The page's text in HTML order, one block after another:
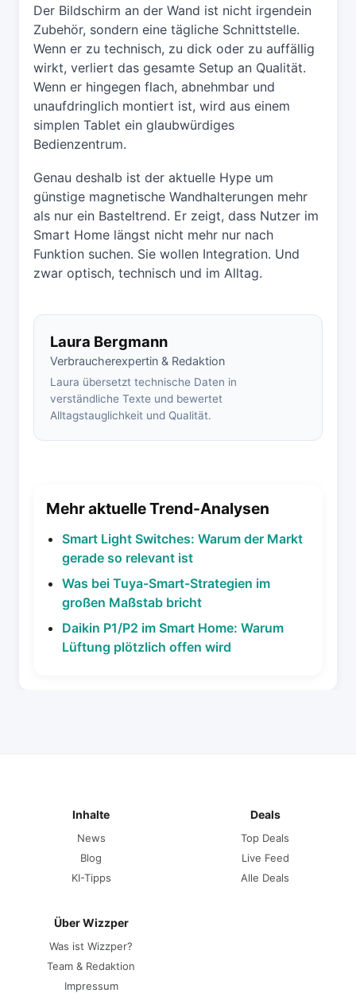
Der Bildschirm an der Wand ist nicht irgendein
Zubehör, sondern eine tägliche Schnittstelle.
Wenn er zu technisch, zu dick oder zu auffällig
wirkt, verliert das gesamte Setup an Qualität.
Wenn er hingegen flach, abnehmbar und
unaufdringlich montiert ist, wird aus einem
simplen Tablet ein glaubwürdiges
Bedienzentrum.
Genau deshalb ist der aktuelle Hype um
günstige magnetische Wandhalterungen mehr
als nur ein Basteltrend. Er zeigt, dass Nutzer im
Smart Home längst nicht mehr nur nach
Funktion suchen. Sie wollen Integration. Und
zwar optisch, technisch und im Alltag.
Laura Bergmann
Verbraucherexpertin & Redaktion
Laura übersetzt technische Daten in
verständliche Texte und bewertet
Alltagstauglichkeit und Qualität.
Mehr aktuelle Trend-Analysen
Smart Light Switches: Warum der Markt
gerade so relevant ist
Was bei Tuya-Smart-Strategien im
großen Maßstab bricht
Daikin P1/P2 im Smart Home: Warum
Lüftung plötzlich offen wird
Inhalte
News
Blog
KI-Tipps
Deals
Top Deals
Live Feed
Alle Deals
Über Wizzper
Was ist Wizzper?
Team & Redaktion
Impressum